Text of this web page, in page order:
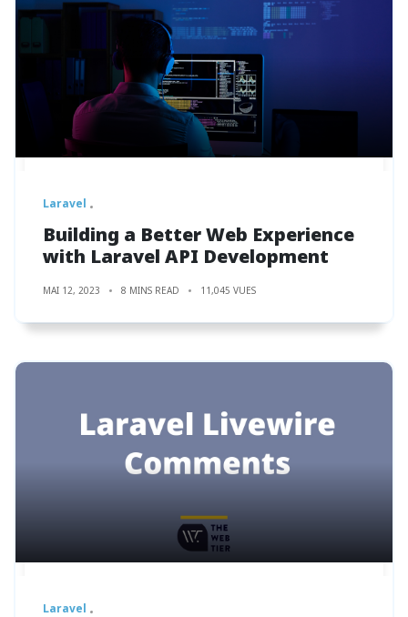
Laravel
Building a Better Web Experience
with Laravel API Development
MAI 12, 2023 8 MINS READ 11,045 VUES
Laravel